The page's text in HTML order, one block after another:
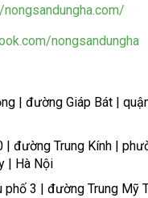
nongsandungha
| đường Giáp Bát |
| đường Trung Kính |
| Hà Nội
phố 3 | đường Trung Mỹ